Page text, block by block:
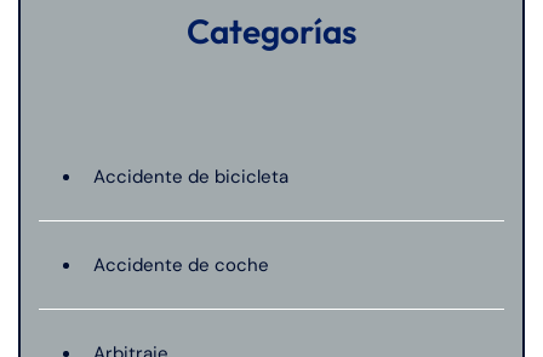
Categorías
Accidente de bicicleta
Accidente de coche